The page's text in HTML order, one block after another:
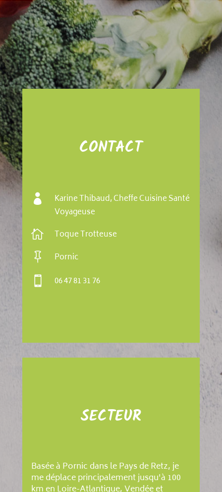
CONTACT

Karine Thibaud, Cheffe Cuisine Santé
Voyageuse
 Toque Trotteuse
 Pornic
 06 47 81 31 76
SECTEUR
Basée à Pornic dans le Pays de Retz, je
me déplace principalement jusqu'à 100